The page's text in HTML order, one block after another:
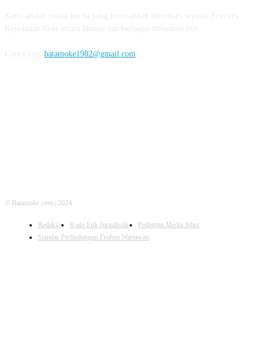
batamoke1982@gmail.com
© Batamoke.com | 2024
Redaksi Kode Etik Jurnalistik
Pedoman Media Siber
Standar Perlindungan Profesi Wartawan